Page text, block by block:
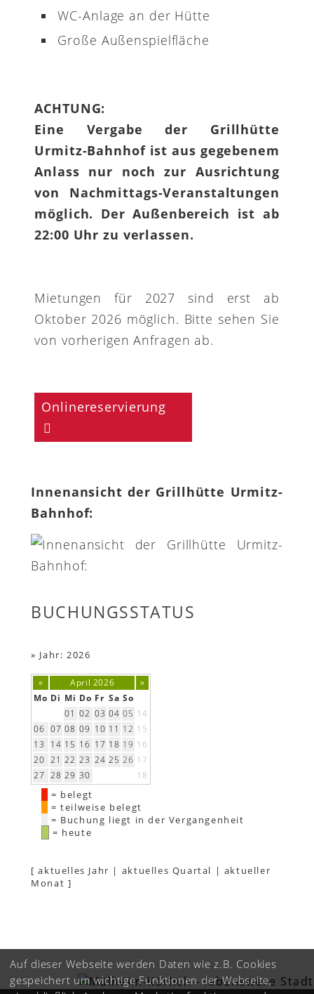
WC-Anlage an der Hütte
Große Außenspielfläche
ACHTUNG:
Eine Vergabe der Grillhütte
Urmitz-Bahnhof ist aus gegebenem
Anlass nur noch zur Ausrichtung
von Nachmittags-Veranstaltungen
möglich. Der Außenbereich ist ab
22:00 Uhr zu verlassen.
Mietungen für 2027 sind erst ab
Oktober 2026 möglich. Bitte sehen Sie
von vorherigen Anfragen ab.
Onlinereservierung
Innenansicht der Grillhütte Urmitz-
Bahnhof:
BUCHUNGSSTATUS
» Jahr: 2026
« April 2026
»
Mo Di Mi Do Fr Sa So
01 02 03 04 05 14
06 07 08 09 10 11 12 15
13
14 15 16 17 18 19 16
20 21 22 23 24 25 26 17
27 28 29 30 18
= belegt
= teilweise belegt
= Buchung liegt in der Vergangenheit
= heute
[aktuelles Jahr | aktuelles Quartal | aktueller
Monat ]
Auf dieser Webseite werden Daten wie z.B. Cookies
gespeichert um wichtige Funktionen der Webseite,